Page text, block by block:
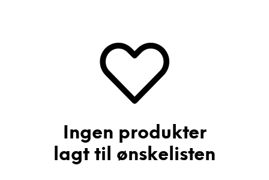
Ingen produkter
lagt til ønskelisten